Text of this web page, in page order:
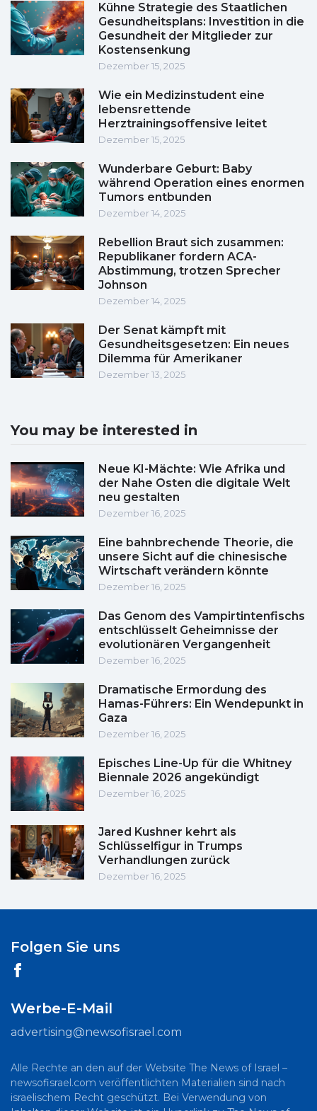
Kühne Strategie des Staatlichen
Gesundheitsplans: Investition in die
Gesundheit der Mitglieder zur
Kostensenkung
Dezember 15, 2025
Wie ein Medizinstudent eine
lebensrettende
Herztrainingsoffensive leitet
Dezember 15, 2025
Wunderbare Geburt: Baby
während Operation eines enormen
Tumors entbunden
Dezember 14, 2025
Rebellion Braut sich zusammen:
Republikaner fordern ACA-
Abstimmung, trotzen Sprecher
Johnson
Dezember 14, 2025
Der Senat kämpft mit
Gesundheitsgesetzen: Ein neues
Dilemma für Amerikaner
Dezember 13, 2025
You may be interested in
Neue KI-Mächte: Wie Afrika und
der Nahe Osten die digitale Welt
neu gestalten
Dezember 16, 2025
Eine bahnbrechende Theorie, die
unsere Sicht auf die chinesische
Wirtschaft verändern könnte
Dezember 16, 2025
Das Genom des Vampirtintenfischs
entschlüsselt Geheimnisse der
evolutionären Vergangenheit
Dezember 16, 2025
Dramatische Ermordung des
Hamas-Führers: Ein Wendepunkt in
Gaza
Dezember 16, 2025
Episches Line-Up für die Whitney
Biennale 2026 angekündigt
Dezember 16, 2025
Jared Kushner kehrt als
Schlüsselfigur in Trumps
Verhandlungen zurück
Dezember 16, 2025
Folgen Sie uns
Werbe-E-Mail
advertising@newsofisrael.com
Alle Rechte an den auf der Website The News of Israel –
newsofisrael.com veröffentlichten Materialien sind nach
israelischem Recht geschützt. Bei Verwendung von